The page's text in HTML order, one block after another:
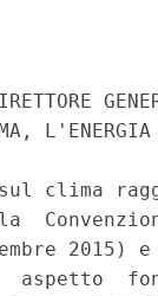
clima
aspetto